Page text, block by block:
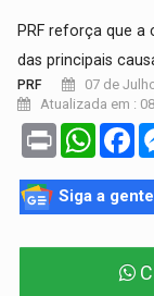
PRF reforça que
das principais
PRF
07 de
Atualizada em :
Print
Siga a